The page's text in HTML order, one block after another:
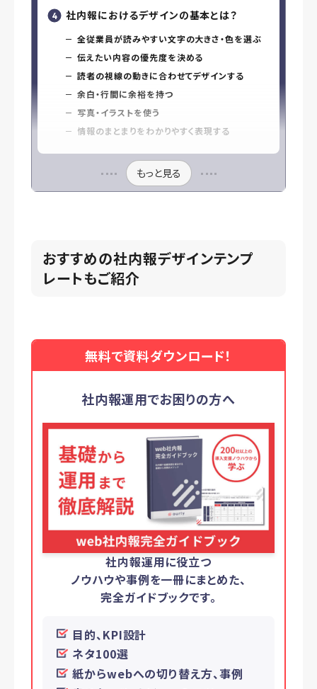
社内報におけるデザインの基本とは？
全従業員が読みやすい文字の大きさ・色を選ぶ
伝えたい内容の優先度を決める
読者の視線の動きに合わせてデザインする
余白・行間に余裕を持つ
写真・イラストを使う
情報のまとまりをわかりやすく表現する
もっと見る
おすすめの社内報デザインテンプ
レートもご紹介
無料で資料ダウンロード！
社内報運用でお困りの方へ
社内報運用に役立つ
ノウハウや事例を一冊にまとめた、
完全ガイドブックです。
目的、KPI設計
ネタ100選
紙からwebへの切り替え方、事例